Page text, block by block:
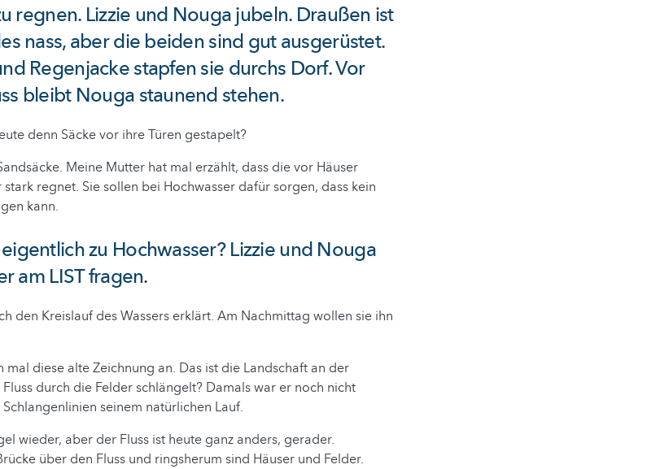
regnen. Lizzie und Nouga jubeln. Draußen ist
nass, aber die beiden sind gut ausgerüstet.
Regenjacke stapfen sie durchs Dorf. Vor
bleibt Nouga staunend stehen.
denn Säcke vor ihre Türen gestapelt?
Meine Mutter hat mal erzählt, dass die vor Häuser
regnet. Sie sollen bei Hochwasser dafür sorgen, dass kein
kann.
zu Hochwasser? Lizzie und Nouga
am LIST fragen.
den Kreislauf des Wassers erklärt. Am Nachmittag wollen sie ihn
mal diese alte Zeichnung an. Das ist die Landschaft an der
durch die Felder schlängelt? Damals war er noch nicht
seinem natürlichen Lauf.
wieder, aber der Fluss ist heute ganz anders, gerader.
über den Fluss und ringsherum sind Häuser und Felder.